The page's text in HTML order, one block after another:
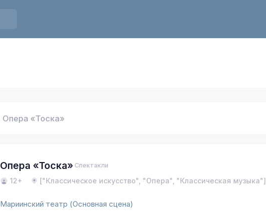
Опера «Тоска»
Опера «Тоска» Спектакли
12+ ["Классическое искусство", "Опера", "Классическая музыка"]
Мариинский театр (Основная сцена)